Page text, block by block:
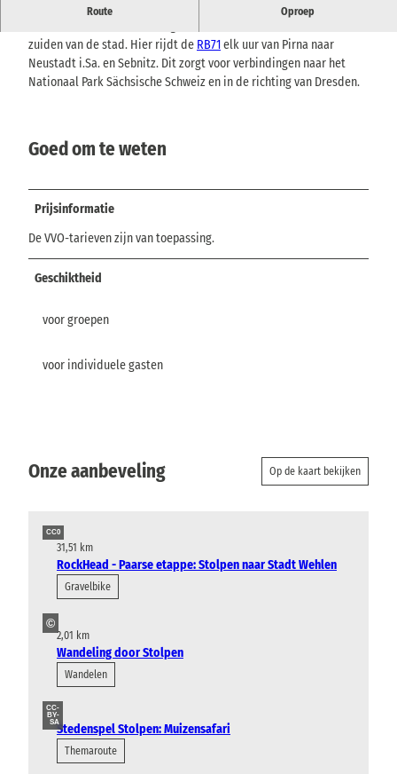
Route Oproep
Station Stolpen maakt deel uit van de spoorlijn Pirna - Sebnitz.
zuiden van de stad. Hier rijdt de RB71elk uur van Pirna naar
Neustadt i.Sa. en Sebnitz. Dit zorgt voor verbindingen naar het
Nationaal Park Sächsische Schweiz en in de richting van Dresden.
Goed om te weten
Prijsinformatie
De VVO-tarieven zijn van toepassing.
Geschiktheid
voor groepen
voor individuele gasten
Onze aanbeveling Op de kaart bekijken
CC0
31,51 km
RockHead - Paarse etappe: Stolpen naar Stadt Wehlen
Gravelbike
©
2,01 km
Wandeling door Stolpen
Wandelen
CC-
BY-
SAStedenspel Stolpen: Muizensafari
Themaroute